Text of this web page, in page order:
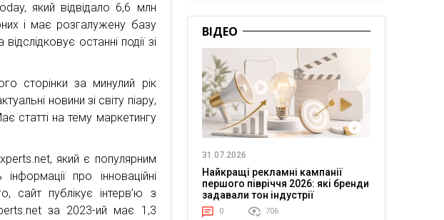
який відвідало 6,6 млн
і має розгалужену базу
останні події зі
сторінки за минулий рік
новини зі світу піару,
статті на тему маркетингу
який є популярним
про інноваційні
сайт публікує інтерв’ю з
за 2023-ий має 1,3
ВІДЕО
31.07.2026
Найкращі рекламні кампанії
першого півріччя 2026: які бренди
задавали тон індустрії
0 706